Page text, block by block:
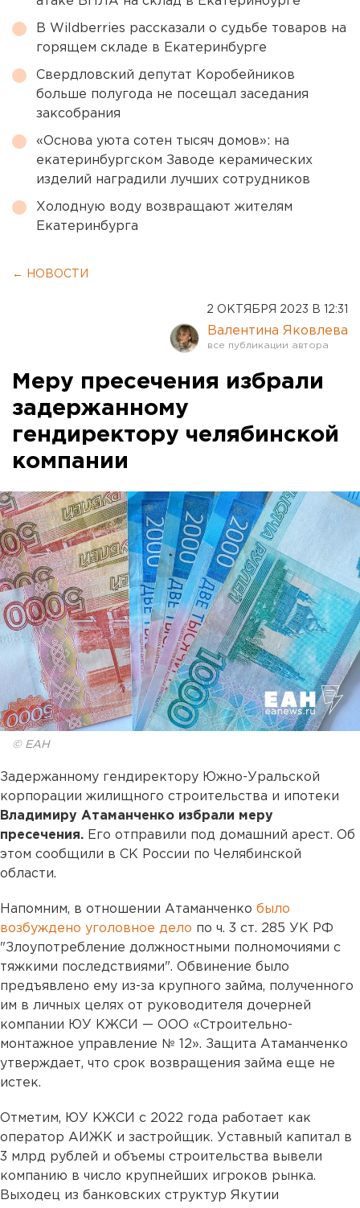
В Wildberries рассказали о судьбе товаров на
горящем складе в Екатеринбурге
Свердловский депутат Коробейников
больше полугода не посещал заседания
заксобрания
«Основа уюта сотен тысяч домов»: на
екатеринбургском Заводе керамических
изделий наградили лучших сотрудников
Холодную воду возвращают жителям
Екатеринбурга
← НОВОСТИ
2 ОКТЯБРЯ 2023 В 12:31
Валентина Яковлева
Меру пресечения избрали
задержанному
гендиректору челябинской
компании
© ЕАН
Задержанному гендиректору Южно-Уральской
корпорации жилищного строительства и ипотеки
Владимиру Атаманченко избрали меру
пресечения. Его отправили под домашний арест. Об
этом сообщили в СК России по Челябинской
области.
Напомним, в отношении Атаманченко было
возбуждено уголовное дело по ч. 3 ст. 285 УК РФ
"Злоупотребление должностными полномочиями с
тяжкими последствиями". Обвинение было
предъявлено ему из-за крупного займа, полученного
им в личных целях от руководителя дочерней
компании ЮУ КЖСИ — ООО «Строительно-
монтажное управление № 12». Защита Атаманченко
утверждает, что срок возвращения займа еще не
истек.
Отметим, ЮУ КЖСИ с 2022 года работает как
оператор АИЖК и застройщик. Уставный капитал в
3 млрд рублей и объемы строительства вывели
компанию в число крупнейших игроков рынка.
Выходец из банковских структур Якутии